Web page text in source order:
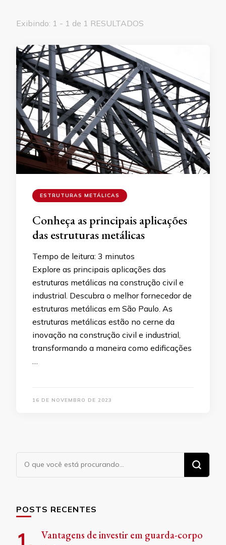
Exibindo: 1 - 1 de 1 RESULTADOS
ESTRUTURAS METÁLICAS
Conheça as principais aplicações
das estruturas metálicas
Tempo de leitura: 3 minutos
Explore as principais aplicações das
estruturas metálicas na construção civil e
industrial. Descubra o melhor fornecedor de
estruturas metálicas em São Paulo. As
estruturas metálicas estão no cerne da
inovação na construção civil e industrial,
transformando a maneira como edificações
…
16 DE NOVEMBRO DE 2023
Procurando
algo?
POSTS RECENTES
Vantagens de investir em guarda-corpo